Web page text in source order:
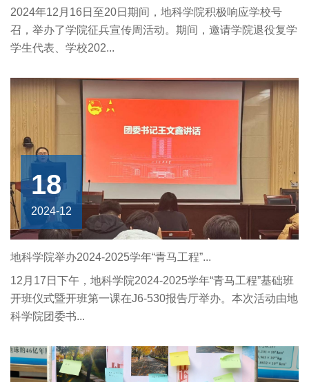
2024年12月16日至20日期间，地科学院积极响应学校号
召，举办了学院征兵宣传周活动。期间，邀请学院退役复学
学生代表、学校202...
18
2024-12
地科学院举办2024-2025学年“青马工程”...
12月17日下午，地科学院2024-2025学年“青马工程”基础班
开班仪式暨开班第一课在J6-530报告厅举办。本次活动由地
科学院团委书...